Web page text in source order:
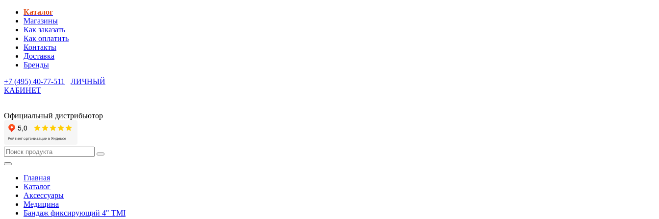
Каталог
Магазины
Как заказать
Как оплатить
Контакты
Доставка
Бренды
+7 (495) 40-77-511
ЛИЧНЫЙ
КАБИНЕТ
Официальный дистрибьютор
Главная
Каталог
Аксессуары
Медицина
Бандаж фиксирующий 4" TMI